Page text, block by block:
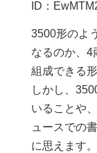
ID：
3500形のよ
なるのか、4
組成できる
しかし、
いることや
ュースでの
に思えます